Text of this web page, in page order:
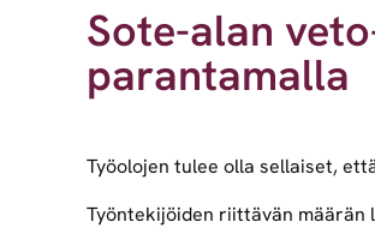
Sote-alan
parantamalla
Työolojen tulee olla sellaiset,
Työntekijöiden riittävän määrän